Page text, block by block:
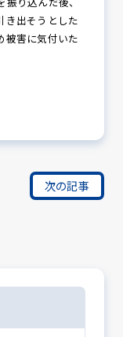
き出そうとした
被害に気付いた
次の記事